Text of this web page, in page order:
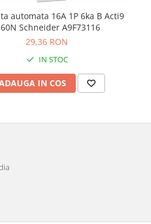
automata 16A 1P 6ka B Acti9
Schneider A9F73116
29,36 RON
IN STOC
IN COS